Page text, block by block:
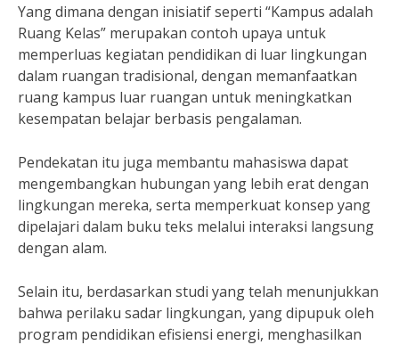
Yang dimana dengan inisiatif seperti “Kampus adalah
Ruang Kelas” merupakan contoh upaya untuk
memperluas kegiatan pendidikan di luar lingkungan
dalam ruangan tradisional, dengan memanfaatkan
ruang kampus luar ruangan untuk meningkatkan
kesempatan belajar berbasis pengalaman.
Pendekatan itu juga membantu mahasiswa dapat
mengembangkan hubungan yang lebih erat dengan
lingkungan mereka, serta memperkuat konsep yang
dipelajari dalam buku teks melalui interaksi langsung
dengan alam.
Selain itu, berdasarkan studi yang telah menunjukkan
bahwa perilaku sadar lingkungan, yang dipupuk oleh
program pendidikan efisiensi energi, menghasilkan